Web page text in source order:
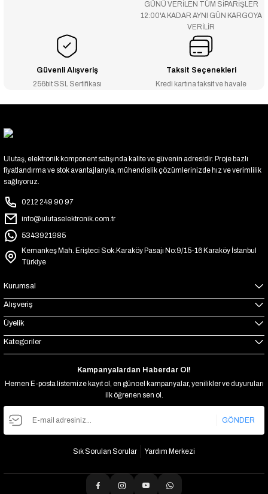
GÜNÜ VERİLEN TÜM SİPARİŞLER
12:00'A KADAR AYNI GÜN KARGOYA
VERİLİR
Güvenli Alışveriş
256bit SSL Sertifikası
Taksit Seçenekleri
Kredi kartına taksit ve havale
Ulutaş, elektronik komponent satışında kalite ve güvenin adresidir. Proje bazlı
fiyatlandırma ve stok avantajlarıyla, mühendislik çözümlerinizde hız ve verimlilik
sağlıyoruz.
0212 249 90 97
info@ulutaselektronik.com.tr
5343921985
Kemankeş Mah. Erişteci Sok.Karaköy Pasajı No:9/15-16 Karaköy İstanbul
Türkiye
Kurumsal
Alışveriş
Üyelik
Kategoriler
Kampanyalardan Haberdar Ol!
Hemen E-posta listemize kayıt ol, en güncel kampanyalar, yenilikler ve duyuruları
ilk öğrenen sen ol.
GÖNDER
Sık Sorulan Sorular Yardım Merkezi